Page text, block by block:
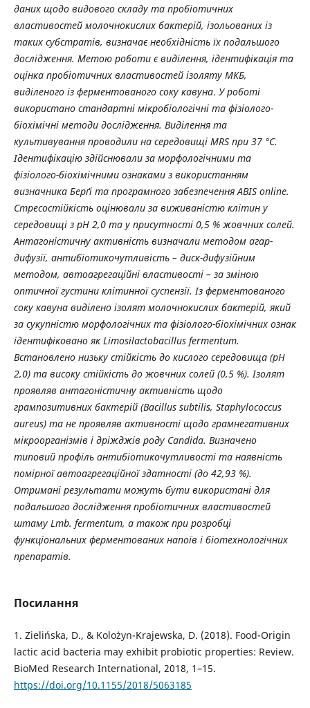
даних щодо видового складу та пробіотичних
властивостей молочнокислих бактерій, ізольованих із
таких субстратів, визначає необхідність їх подальшого
дослідження. Метою роботи є виділення, ідентифікація та
оцінка пробіотичних властивостей ізоляту МКБ,
виділеного із ферментованого соку кавуна. У роботі
використано стандартні мікробіологічні та фізіолого-
біохімічні методи дослідження. Виділення та
культивування проводили на середовищі MRS при 37 °С.
Ідентифікацію здійснювали за морфологічними та
фізіолого-біохімічними ознаками з використанням
визначника Берґі та програмного забезпечення ABIS online.
Стресостійкість оцінювали за виживаністю клітин у
середовищі з рН 2,0 та у присутності 0,5 % жовчних солей.
Антагоністичну активність визначали методом агар-
дифузії, антибіотикочутливість – диск-дифузійним
методом, автоагрегаційні властивості – за зміною
оптичної густини клітинної суспензії. Із ферментованого
соку кавуна виділено ізолят молочнокислих бактерій, який
за сукупністю морфологічних та фізіолого-біохімічних ознак
ідентифіковано як Limosilactobacillus fermentum.
Встановлено низьку стійкість до кислого середовища (рН
2,0) та високу стійкість до жовчних солей (0,5 %). Ізолят
проявляв антагоністичну активність щодо
грампозитивних бактерій (Bacillus subtilis, Staphylococcus
aureus) та не проявляв активності щодо грамнегативних
мікроорганізмів і дріжджів роду Candida. Визначено
типовий профіль антибіотикочутливості та наявність
помірної автоагрегаційної здатності (до 42,93 %).
Отримані результати можуть бути використані для
подальшого дослідження пробіотичних властивостей
штаму Lmb. fermentum, а також при розробці
функціональних ферментованих напоїв і біотехнологічних
препаратів.
Посилання
1. Zielińska, D., & Kolożyn-Krajewska, D. (2018). Food-Origin
lactic acid bacteria may exhibit probiotic properties: Review.
BioMed Research International, 2018, 1–15.
https://doi.org/10.1155/2018/5063185